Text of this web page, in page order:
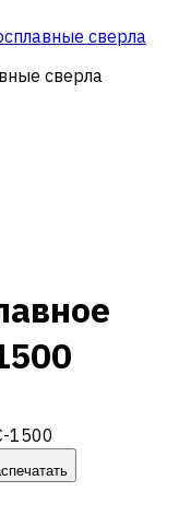
сверла
сверла
1500